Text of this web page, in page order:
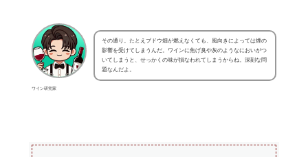
ワイン研究家
その通り。たとえブドウ畑が燃えなくても、風向きによっては煙の
影響を受けてしまうんだ。ワインに焦げ臭や灰のようなにおいがつ
いてしまうと、せっかくの味が損なわれてしまうからね。深刻な問
題なんだよ。